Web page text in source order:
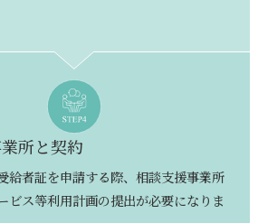
所と契約
給者証を申請する際、相談支援事業所
ビス等利用計画の提出が必要になりま